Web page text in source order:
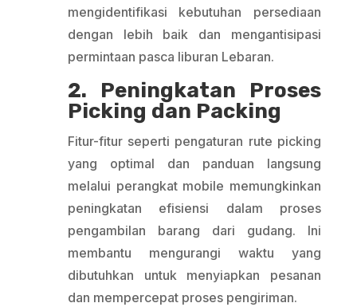
mengidentifikasi kebutuhan persediaan
dengan lebih baik dan mengantisipasi
permintaan pasca liburan Lebaran.
2. Peningkatan Proses
Picking dan Packing
Fitur-fitur seperti pengaturan rute picking
yang optimal dan panduan langsung
melalui perangkat mobile memungkinkan
peningkatan efisiensi dalam proses
pengambilan barang dari gudang. Ini
membantu mengurangi waktu yang
dibutuhkan untuk menyiapkan pesanan
dan mempercepat proses pengiriman.